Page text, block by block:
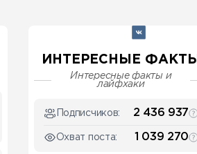
ИНТЕРЕСНЫЕ ФАКТЫ
Интересные факты и
лайфхаки
Подписчиков: 2 436 937
Охват поста: 1 039 270